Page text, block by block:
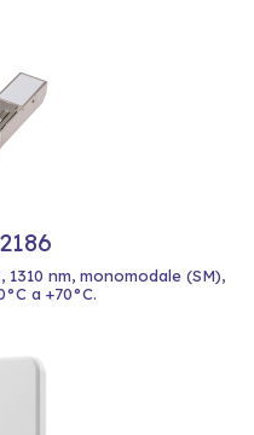
2186
nm, monomodale (SM),
a +70°C.